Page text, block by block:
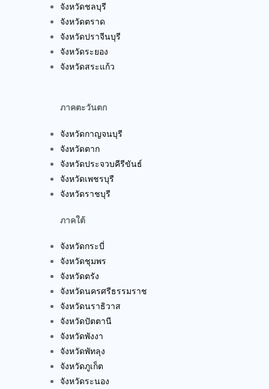
จังหวัดชลบุรี
จังหวัดตราด
จังหวัดปราจีนบุรี
จังหวัดระยอง
จังหวัดสระแก้ว
ภาคตะวันตก
จังหวัดกาญจนบุรี
จังหวัดตาก
จังหวัดประจวบคีรีขันธ์
จังหวัดเพชรบุรี
จังหวัดราชบุรี
ภาคใต้
จังหวัดกระบี่
จังหวัดชุมพร
จังหวัดตรัง
จังหวัดนครศรีธรรมราช
จังหวัดนราธิวาส
จังหวัดปัตตานี
จังหวัดพังงา
จังหวัดพัทลุง
จังหวัดภูเก็ต
จังหวัดระนอง